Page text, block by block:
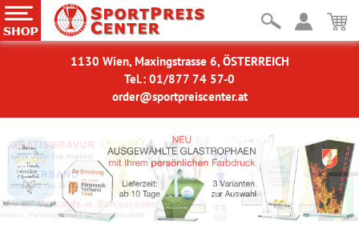
1130 Wien, Maxingstrasse 6, ÖSTERREICH
Tel.: 01/877 74 57-0
order@sportpreiscenter.at